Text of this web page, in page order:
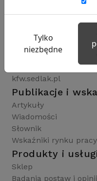
Rynekpracy.pl
raportyplacowe.pl
badaniaHR.pl
kfw.sedlak.pl
Publikacje i
Artykuły
Wiadomości
Słownik
Wskaźniki rynku pracy
Produkty i
Sklep
Badania postaw i opinii
Tylko
niezbędne